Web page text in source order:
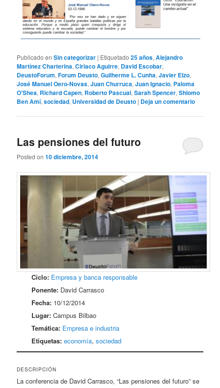
Publicado en Sin categorizar | Etiquetado 25 años,Alejandro
Martínez Charterina,Ciriaco Aguirre, David Escobar,
DeustoForum,Forum Deusto,Guilherme L. Cunha,Javier Elzo,
José Manuel Oero-Novas,Juan Churruca,Juan Ignacio, Paloma
O'Shea, Richard Capen, Roberto Pascual,Sarah Spencer,Shlomo
Ben Amí,sociedad, Universidad de Deusto | Deja un comentario
Las pensiones del futuro
Posted on10 diciembre, 2014
Ciclo: Empresa y banca responsable
Ponente: David Carrasco
Fecha: 10/12/2014
Lugar: Campus Bilbao
Temática: Empresa e industria
Etiquetas: economía,sociedad
DESCRIPCIÓN
La conferencia de David Carrasco, “Las pensiones del futuro” se